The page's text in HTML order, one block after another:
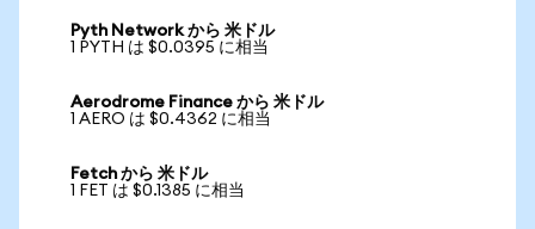
Pyth Network から 米ドル
1 PYTH は $0.0395 に相当
Aerodrome Finance から 米ドル
1 AERO は $0.4362 に相当
Fetch から 米ドル
1 FET は $0.1385 に相当